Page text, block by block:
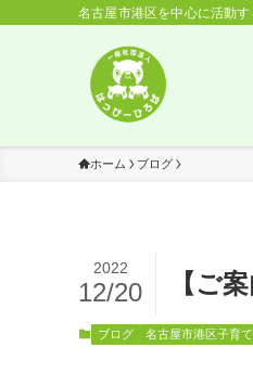
名古屋市港区を中心に活動
ホーム ブログ
【ご
2022
12/20
ブログ 名古屋市港区子育